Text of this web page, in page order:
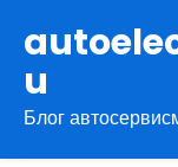
содержимому
u
Блог